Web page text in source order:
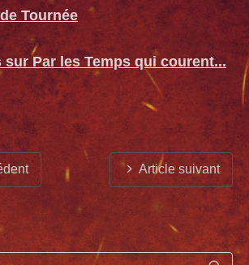
Tournée
Par les Temps qui courent...
Article suivant